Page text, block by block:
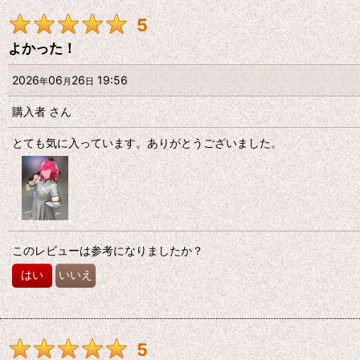
期間:
画像:
星の数:
年代:
性別:
並び順:
5
よかった！
2026年06月26日19:56
購入者さん
とても気に入っています。ありがとうございました。
このレビューは参考になりましたか？
はい いいえ
5